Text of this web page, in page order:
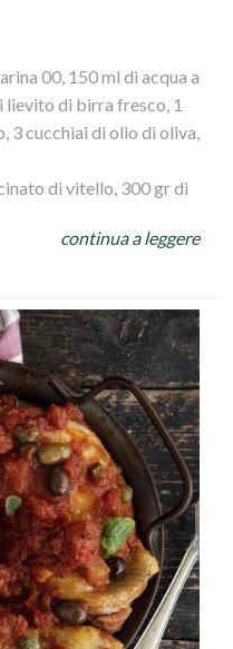
00, 150 ml di acqua a
di birra fresco, 1
3 cucchiai di olio di oliva,
di vitello, 300 gr di
grattato, 70 gr di
insieme allo zucchero.
la farina,
il composto. Unite
per 15 minuti fino ad
Formate una palla e
leggermente unta d` olio
latte 5 minuti. Ponete
aggiungete il formaggio,
continua a leggere